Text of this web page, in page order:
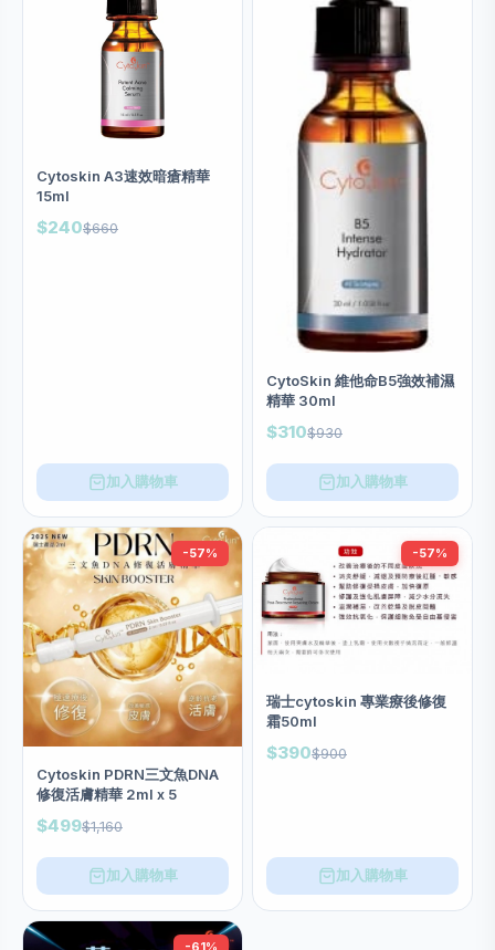
Cytoskin A3速效暗瘡精華
15ml
$240$660
加入購物車
CytoSkin 維他命B5強效補濕
精華 30ml
$310$930
加入購物車
-57%
Cytoskin PDRN三文魚DNA
修復活膚精華 2ml x 5
$499$1,160
加入購物車
-57%
瑞士cytoskin 專業療後修復
霜50ml
$390$900
加入購物車